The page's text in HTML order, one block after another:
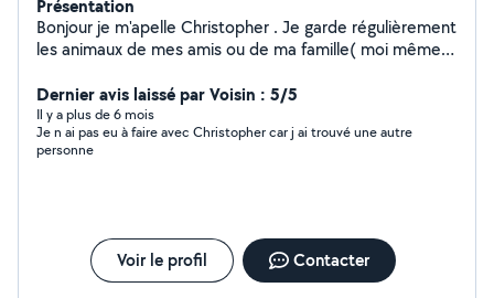
Présentation
Bonjour je m'apelle Christopher . Je garde régulièrement
les animaux de mes amis ou de ma famille( moi même
animaux et c'est un plaisiir pour moi de s occuper d eux
Dernier avis laissé par Voisin : 5/5
Il y a plus de 6 mois
Je n ai pas eu à faire avec Christopher car j ai trouvé une autre
personne
Voir le profil Contacter